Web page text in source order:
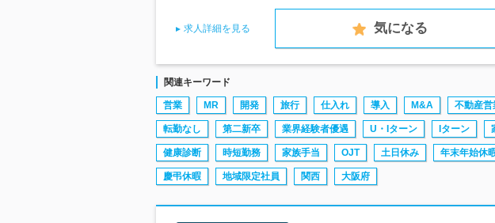
求人詳細を見る 気になる
関連キーワード
営業 MR 開発 旅行 仕入れ 導入 M&A 不動産営
転勤なし 第二新卒 業界経験者優遇 U・Iターン Iターン
健康診断 時短勤務 家族手当 OJT 土日休み 年末年始休
慶弔休暇 地域限定社員 関西 大阪府